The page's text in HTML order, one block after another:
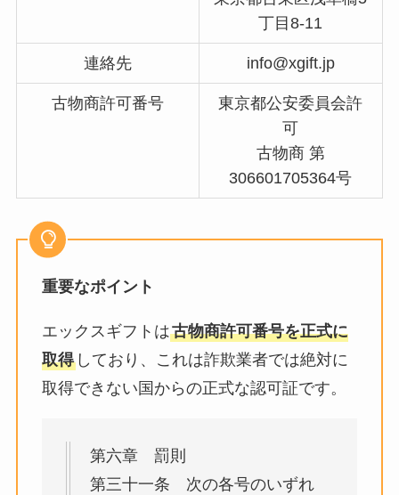
丁目8-11
連絡先 info@xgift.jp
古物商許可番号
東京都公安委員会許
可
古物商 第
306601705364号
重要なポイント
エックスギフトは古物商許可番号を正式に
取得しており、これは詐欺業者では絶対に
取得できない国からの正式な認可証です。
第六章 罰則
第三十一条 次の各号のいずれ